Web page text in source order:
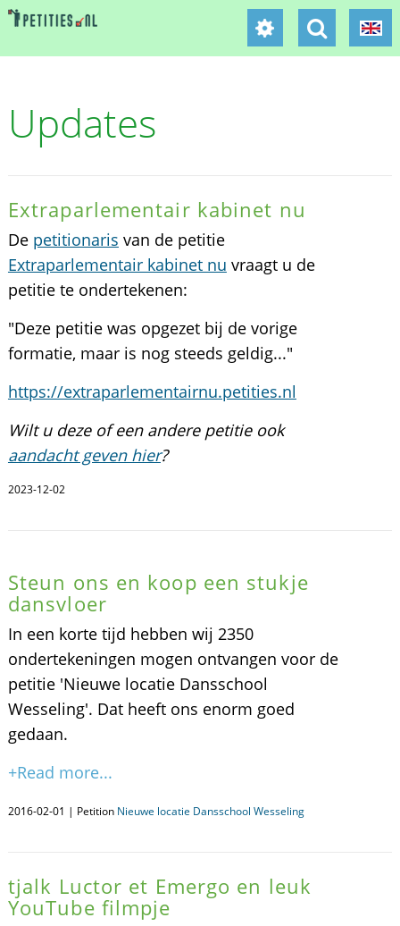
Updates
Extraparlementair kabinet nu
De petitionaris van de petitie
Extraparlementair kabinet nu vraagt u de
petitie te ondertekenen:
"Deze petitie was opgezet bij de vorige
formatie, maar is nog steeds geldig..."
https://extraparlementairnu.petities.nl
Wilt u deze of een andere petitie ook
aandacht geven hier?
2023-12-02
Steun ons en koop een stukje
dansvloer
In een korte tijd hebben wij 2350
ondertekeningen mogen ontvangen voor de
petitie 'Nieuwe locatie Dansschool
Wesseling'. Dat heeft ons enorm goed
gedaan.
+Read more...
2016-02-01 | Petition Nieuwe locatie Dansschool Wesseling
tjalk Luctor et Emergo en leuk
YouTube filmpje